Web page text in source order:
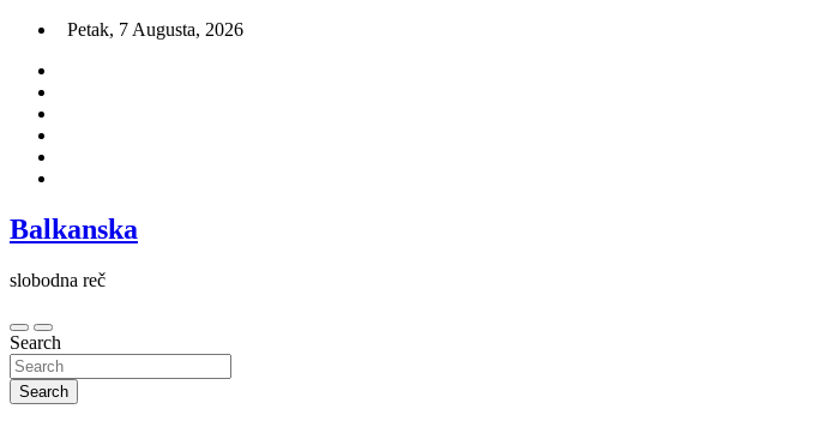
Skip
content
Petak, 7 Augusta, 2026
Balkanska
slobodna reč
Search
Search